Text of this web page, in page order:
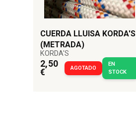
CUERDA LLUISA KORDA'S
(METRADA)
KORDA'S
2,50
€
AGOTADO
EN
STOCK